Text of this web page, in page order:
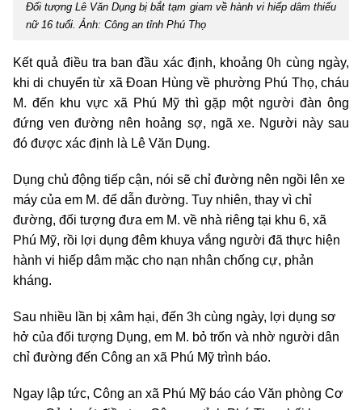
Đối tượng Lê Văn Dụng bị bắt tạm giam về hành vi hiếp dâm thiếu
nữ 16 tuổi. Ảnh: Công an tỉnh Phú Thọ
Kết quả điều tra ban đầu xác định, khoảng 0h cùng ngày,
khi di chuyển từ xã Đoan Hùng về phường Phú Thọ, cháu
M. đến khu vực xã Phú Mỹ thì gặp một người đàn ông
đứng ven đường nên hoảng sợ, ngã xe. Người này sau
đó được xác định là Lê Văn Dụng.
Dụng chủ động tiếp cận, nói sẽ chỉ đường nên ngồi lên xe
máy của em M. để dẫn đường. Tuy nhiên, thay vì chỉ
đường, đối tượng đưa em M. về nhà riêng tại khu 6, xã
Phú Mỹ, rồi lợi dụng đêm khuya vắng người đã thực hiện
hành vi hiếp dâm mặc cho nạn nhân chống cự, phản
kháng.
Sau nhiều lần bị xâm hại, đến 3h cùng ngày, lợi dụng sơ
hở của đối tượng Dụng, em M. bỏ trốn và nhờ người dân
chỉ đường đến Công an xã Phú Mỹ trình báo.
Ngay lập tức, Công an xã Phú Mỹ báo cáo Văn phòng Cơ